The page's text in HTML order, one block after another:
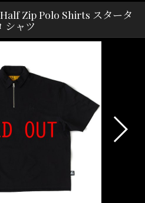
Zip Polo Shirts スタータ
シャツ